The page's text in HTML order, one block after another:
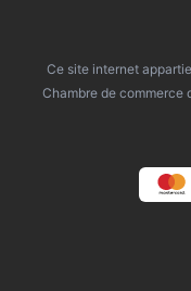
Ce site internet
Chambre de commerce